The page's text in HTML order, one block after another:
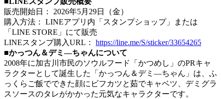
販売開始日： 2026年5月29日（金）
購入方法： LINEアプリ内「スタンプショップ」または
「LINE STORE」にて販売
LINEスタンプ購入URL： https://line.me/S/sticker/33654265
■かっつん＆デミ―ちゃんについて
2008年に加古川市民のソウルフード「かつめし」のPRキャ
ラクターとして誕生した「かっつん＆デミ―ちゃん」は、ふ
っくらご飯でできた顔にビフカツと茹でキャベツ、デミグラ
スソースのタレがかかった元気なキャラクターです。